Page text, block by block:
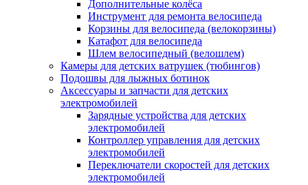
Дополнительные колёса
Инструмент для ремонта велосипеда
Корзины для велосипеда (велокорзины)
Катафот для велосипеда
Шлем велосипедный (велошлем)
Камеры для детских ватрушек (тюбингов)
Подошвы для лыжных ботинок
Аксессуары и запчасти для детских
электромобилей
Зарядные устройства для детских
электромобилей
Контроллер управления для детских
электромобилей
Переключатели скоростей для детских
электромобилей